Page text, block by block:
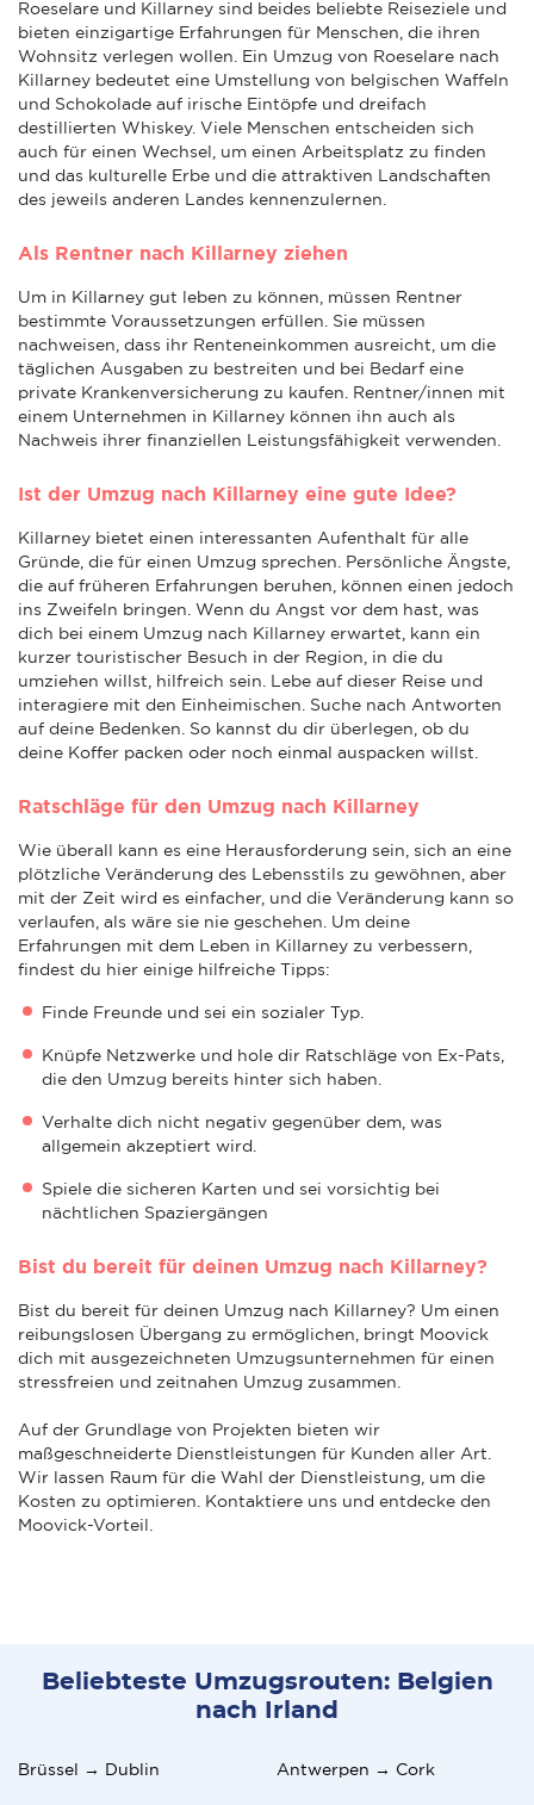
Roeselare und Killarney sind beides beliebte Reiseziele und
bieten einzigartige Erfahrungen für Menschen, die ihren
Wohnsitz verlegen wollen. Ein Umzug von Roeselare nach
Killarney bedeutet eine Umstellung von belgischen Waffeln
und Schokolade auf irische Eintöpfe und dreifach
destillierten Whiskey. Viele Menschen entscheiden sich
auch für einen Wechsel, um einen Arbeitsplatz zu finden
und das kulturelle Erbe und die attraktiven Landschaften
des jeweils anderen Landes kennenzulernen.
Als Rentner nach Killarney ziehen
Um in Killarney gut leben zu können, müssen Rentner
bestimmte Voraussetzungen erfüllen. Sie müssen
nachweisen, dass ihr Renteneinkommen ausreicht, um die
täglichen Ausgaben zu bestreiten und bei Bedarf eine
private Krankenversicherung zu kaufen. Rentner/innen mit
einem Unternehmen in Killarney können ihn auch als
Nachweis ihrer finanziellen Leistungsfähigkeit verwenden.
Ist der Umzug nach Killarney eine gute Idee?
Killarney bietet einen interessanten Aufenthalt für alle
Gründe, die für einen Umzug sprechen. Persönliche Ängste,
die auf früheren Erfahrungen beruhen, können einen jedoch
ins Zweifeln bringen. Wenn du Angst vor dem hast, was
dich bei einem Umzug nach Killarney erwartet, kann ein
kurzer touristischer Besuch in der Region, in die du
umziehen willst, hilfreich sein. Lebe auf dieser Reise und
interagiere mit den Einheimischen. Suche nach Antworten
auf deine Bedenken. So kannst du dir überlegen, ob du
deine Koffer packen oder noch einmal auspacken willst.
Ratschläge für den Umzug nach Killarney
Wie überall kann es eine Herausforderung sein, sich an eine
plötzliche Veränderung des Lebensstils zu gewöhnen, aber
mit der Zeit wird es einfacher, und die Veränderung kann so
verlaufen, als wäre sie nie geschehen. Um deine
Erfahrungen mit dem Leben in Killarney zu verbessern,
findest du hier einige hilfreiche Tipps:
Finde Freunde und sei ein sozialer Typ.
Knüpfe Netzwerke und hole dir Ratschläge von Ex-Pats,
die den Umzug bereits hinter sich haben.
Verhalte dich nicht negativ gegenüber dem, was
allgemein akzeptiert wird.
Spiele die sicheren Karten und sei vorsichtig bei
nächtlichen Spaziergängen
Bist du bereit für deinen Umzug nach Killarney?
Bist du bereit für deinen Umzug nach Killarney? Um einen
reibungslosen Übergang zu ermöglichen, bringt Moovick
dich mit ausgezeichneten Umzugsunternehmen für einen
stressfreien und zeitnahen Umzug zusammen.
Auf der Grundlage von Projekten bieten wir
maßgeschneiderte Dienstleistungen für Kunden aller Art.
Wir lassen Raum für die Wahl der Dienstleistung, um die
Kosten zu optimieren. Kontaktiere uns und entdecke den
Moovick-Vorteil.
Beliebteste Umzugsrouten: Belgien
nach Irland
Brüssel → Dublin Antwerpen → Cork